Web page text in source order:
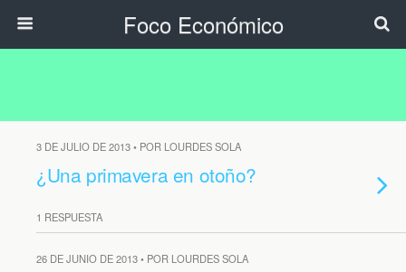
Foco Económico
3 DE JULIO DE 2013 • POR LOURDES SOLA
¿Una primavera en otoño?
1 RESPUESTA
26 DE JUNIO DE 2013 • POR LOURDES SOLA